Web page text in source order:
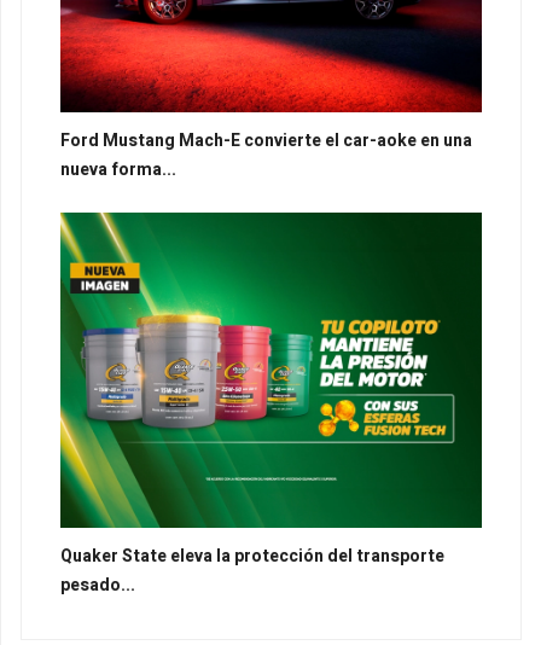
Ford Mustang Mach-E convierte el car-aoke en una
nueva forma...
Quaker State eleva la protección del transporte
pesado...